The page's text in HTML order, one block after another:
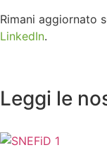
Rimani aggiornato
LinkedIn.
Leggi le